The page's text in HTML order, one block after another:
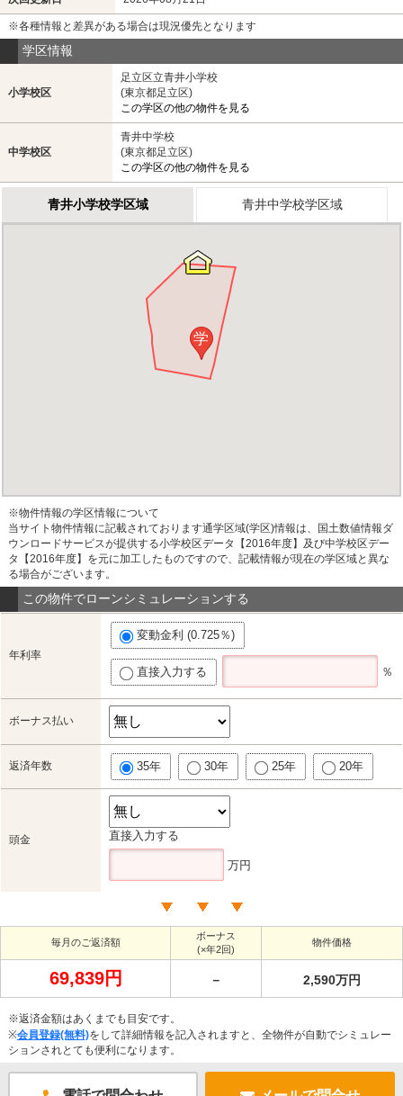
※各種情報と差異がある場合は現況優先となります
学区情報
小学校区
足立区立青井小学校
(東京都足立区)
この学区の他の物件を見る
中学校区
青井中学校
(東京都足立区)
この学区の他の物件を見る
青井小学校学区域 青井中学校学区域
学
※物件情報の学区情報について
当サイト物件情報に記載されております通学区域(学区)情報は、国土数値情報ダ
ウンロードサービスが提供する小学校区データ【2016年度】及び中学校区デー
タ【2016年度】を元に加工したものですので、記載情報が現在の学区域と異な
る場合がございます。
この物件でローンシミュレーションする
年利率
変動金利 (0.725％)
直接入力する ％
ボーナス払い
返済年数 35年 30年 25年 20年
頭金 直接入力する
万円
毎月のご返済額
ボーナス
(×年2回)
物件価格
69,839円 － 2,590万円
※返済金額はあくまでも目安です。
※会員登録(無料)をして詳細情報を記入されますと、全物件が自動でシミュレー
ションされとても便利になります。